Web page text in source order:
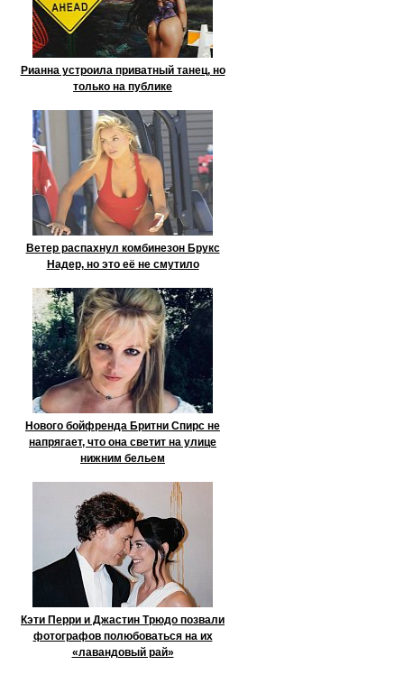
Рианна устроила приватный танец, но
только на публике
Ветер распахнул комбинезон Брукс
Надер, но это её не смутило
Нового бойфренда Бритни Спирс не
напрягает, что она светит на улице
нижним бельем
Кэти Перри и Джастин Трюдо позвали
фотографов полюбоваться на их
«лавандовый рай»